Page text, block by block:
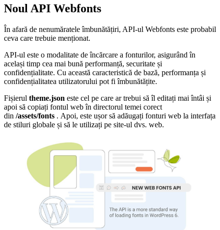
Noul API Webfonts
În afară de nenumăratele îmbunătățiri, API-ul Webfonts este probabil
ceva care trebuie menționat.
API-ul este o modalitate de încărcare a fonturilor, asigurând în
același timp cea mai bună performanță, securitate și
confidențialitate. Cu această caracteristică de bază, performanța și
confidențialitatea utilizatorului pot fi îmbunătățite.
Fișierul theme.json este cel pe care ar trebui să îl editați mai întâi și
apoi să copiați fontul web în directorul temei corect
din /assets/fonts . Apoi, este ușor să adăugați fonturi web la interfața
de stiluri globale și să le utilizați pe site-ul dvs. web.